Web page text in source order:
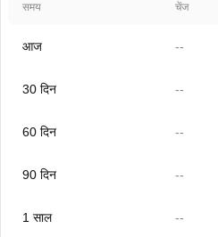
समय चेंज
आज --
30 दिन --
60 दिन --
90 दिन --
1 साल --